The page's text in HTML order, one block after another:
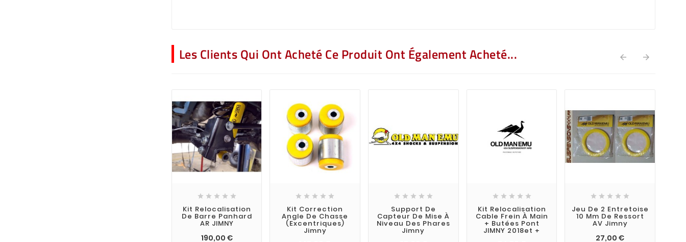
Les Clients Qui Ont Acheté Ce Produit Ont Également Acheté...  
    
Kit Relocalisation
De Barre Panhard
AR JIMNY
190,00 €
    
Kit Correction
Angle De Chasse
(excentriques)
Jimny
    
Support De
Capteur De Mise À
Niveau Des Phares
Jimny
    
Kit Relocalisation
Cable Frein À Main
+ Butées Pont
JIMNY 2018et +
    
Jeu De 2 Entretoise
10 Mm De Ressort
AV Jimny
27,00 €